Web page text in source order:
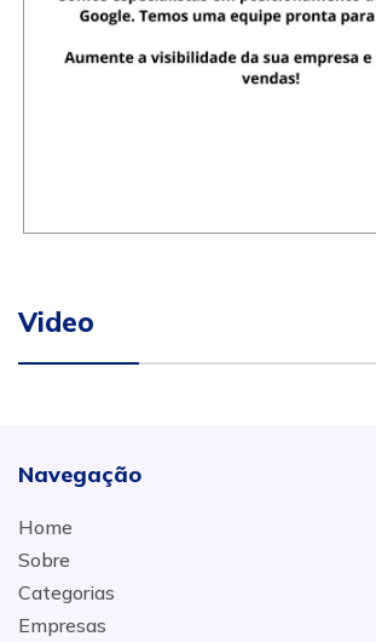
Video
Navegação
Home
Sobre
Categorias
Empresas